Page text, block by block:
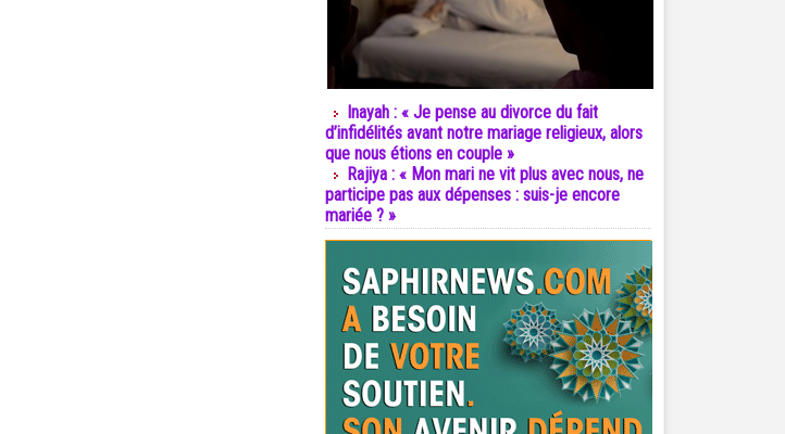
Inayah : « Je pense au divorce du fait
d’infidélités avant notre mariage religieux, alors
que nous étions en couple »
Rajiya : « Mon mari ne vit plus avec nous, ne
participe pas aux dépenses : suis-je encore
mariée ? »